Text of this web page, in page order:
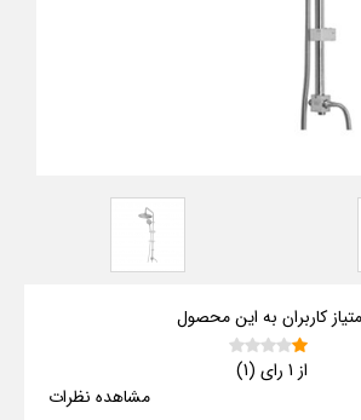
کاربران به این محصول
از 1 رای (1)
مشاهده نظرات